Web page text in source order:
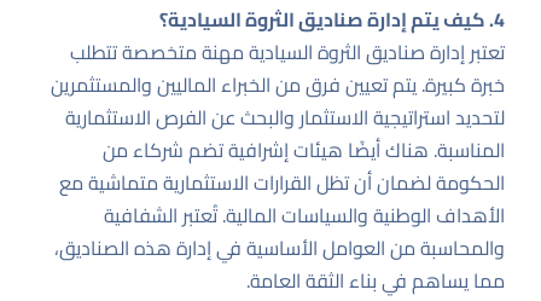
4. كيف يتم إدارة صناديق الثروة السيادية؟
تعتبر إدارة صناديق الثروة السيادية مهنة متخصصة تتطلب
خبرة كبيرة. يتم تعيين فرق من الخبراء الماليين والمستثمرين
لتحديد استراتيجية الاستثمار والبحث عن الفرص الاستثمارية
المناسبة. هناك أيضًا هيئات إشرافية تضم شركاء من
الحكومة لضمان أن تظل القرارات الاستثمارية متماشية مع
الأهداف الوطنية والسياسات المالية. تُعتبر الشفافية
والمحاسبة من العوامل الأساسية في إدارة هذه الصناديق،
مما يساهم في بناء الثقة العامة.